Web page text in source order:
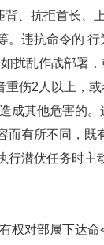
、抗拒首长、
违抗命令的
扰乱作战部署
伤2人以上，
成其他危害的
有所不同，既
潜伏任务时主
对部属下达